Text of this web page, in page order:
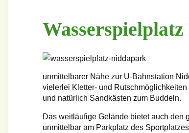
unmittelbarer Nähe zur U-Bahnstation
vielerlei Kletter- und
und natürlich Sandkästen zum Buddeln.
Das weitläufige Gelände bietet auch den
unmittelbar am Parkplatz des